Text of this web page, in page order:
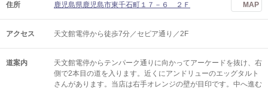
住所 鹿児島県鹿児島市東千石町１７－６ ２Ｆ MAP
アクセス 天文館電停から徒歩7分／セピア通り／2F
道案内
天文館電停からテンパーク通りに向かってアーケードを抜け、右
側で2本目の道を入ります。近くにアンドリューのエッグタルト
さんがあります。当店は右手オレンジの壁が目印です。中へ進む